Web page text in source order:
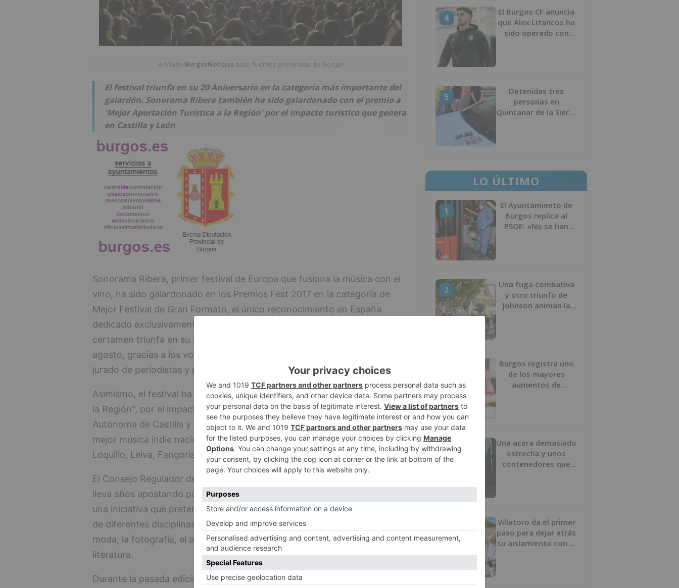
★Añade BurgosNoticias a tus fuentes preferidas de Google
El festival triunfa en su 20 Aniversario en la categoría más importante del
galardón. Sonorama Ribera también ha sido galardonado con el premio a
'Mejor Aportación Turística a la Región' por el impacto turístico que genera
en Castilla y León
Sonorama Ribera, primer festival de Europa que fusiona la música con el
vino, ha sido galardonado en los Premios Fest 2017 en la categoría de
Mejor Festival de Gran Formato, el único reconocimiento en España
dedicado exclusivamente a los Festivales de música. De esta forma, el
certamen triunfa en su 20 Aniversario que tuvo lugar del 10 al 13 de
agosto, gracias a los votos del público a través de la página web y de un
jurado de periodistas y profesionales de la música.
Asimismo, el festival ha recibido el premio a "Mejor Aportación Turística a
la Región", por el impacto turístico que genera en la Comunidad
Autónoma de Castilla y León. Más de 60.000 personas disfrutaron de la
mejor música indie nacional con más de 200 artistas, entre ellos Amaral,
Loquillo, Leiva, Fangoria, Iván Ferreiro, Lori Meyers o Xoel López.
El Consejo Regulador de la Denominación de Origen de Ribera del Duero
lleva años apostando por la cultura nacional bajo el lema #EspirituRibera,
una iniciativa que pretende promover el vino de calidad entre los amantes
de diferentes disciplinas relacionadas con la cultura, ya sea la música, la
moda, la fotografía, el arte, la historia, el cine, la gastronomía o la
literatura.
Durante la pasada edición, el consumo de tintos y rosados ribereños
4
El Burgos CF anuncia
que Álex Lizancos ha
sido operado con
5
Detenidas tres
personas en
Quintanar de la Sierra
LO ÚLTIMO
1
El Ayuntamiento de
Burgos replica al
PSOE: «No se han
2
Una fuga combativa
y otro triunfo de
Johnson animan la
Burgos registra uno
de los mayores
aumentos de
4
Una acera demasiado
estrecha y unos
contenedores que
5
Villatoro da el primer
paso para dejar atrás
su aislamiento con el